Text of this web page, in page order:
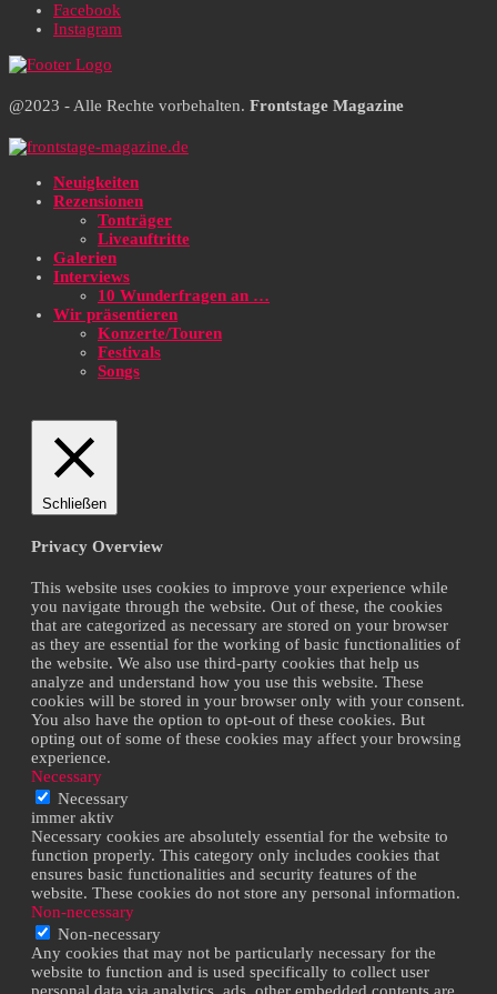
Facebook
Instagram
@2023 - Alle Rechte vorbehalten. Frontstage Magazine
Neuigkeiten
Rezensionen
Tonträger
Liveauftritte
Galerien
Interviews
10 Wunderfragen an …
Wir präsentieren
Konzerte/Touren
Festivals
Songs
Schließen
Privacy Overview
This website uses cookies to improve your experience while
you navigate through the website. Out of these, the cookies
that are categorized as necessary are stored on your browser
as they are essential for the working of basic functionalities of
the website. We also use third-party cookies that help us
analyze and understand how you use this website. These
cookies will be stored in your browser only with your consent.
You also have the option to opt-out of these cookies. But
opting out of some of these cookies may affect your browsing
experience.
Necessary
Necessary
immer aktiv
Necessary cookies are absolutely essential for the website to
function properly. This category only includes cookies that
ensures basic functionalities and security features of the
website. These cookies do not store any personal information.
Non-necessary
Non-necessary
Any cookies that may not be particularly necessary for the
website to function and is used specifically to collect user